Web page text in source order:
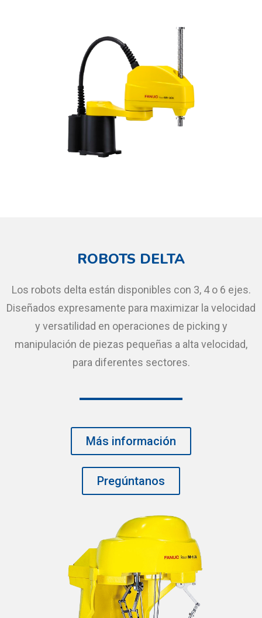
ROBOTS DELTA
Los robots delta están disponibles con 3, 4 o 6 ejes.
Diseñados expresamente para maximizar la velocidad
y versatilidad en operaciones de picking y
manipulación de piezas pequeñas a alta velocidad,
para diferentes sectores.
Más información
Pregúntanos